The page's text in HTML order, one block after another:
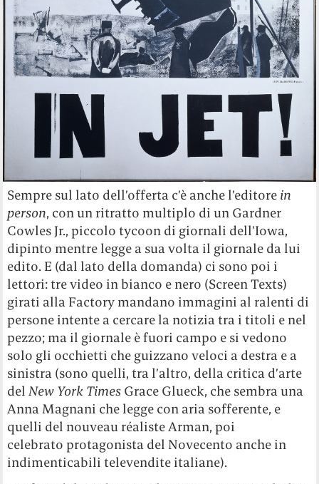
Sempre sul lato dell’offerta c’è anche l’editore in
person, con un ritratto multiplo di un Gardner
Cowles Jr., piccolo tycoon di giornali dell’Iowa,
dipinto mentre legge a sua volta il giornale da lui
edito. E (dal lato della domanda) ci sono poi i
lettori: tre video in bianco e nero (Screen Texts)
girati alla Factory mandano immagini al ralenti di
persone intente a cercare la notizia tra i titoli e nel
pezzo; ma il giornale è fuori campo e si vedono
solo gli occhietti che guizzano veloci a destra e a
sinistra (sono quelli, tra l’altro, della critica d’arte
delNew York Times Grace Glueck, che sembra una
Anna Magnani che legge con aria sofferente, e
quelli del nouveau réaliste Arman, poi
celebrato protagonista del Novecento anche in
indimenticabili televendite italiane).